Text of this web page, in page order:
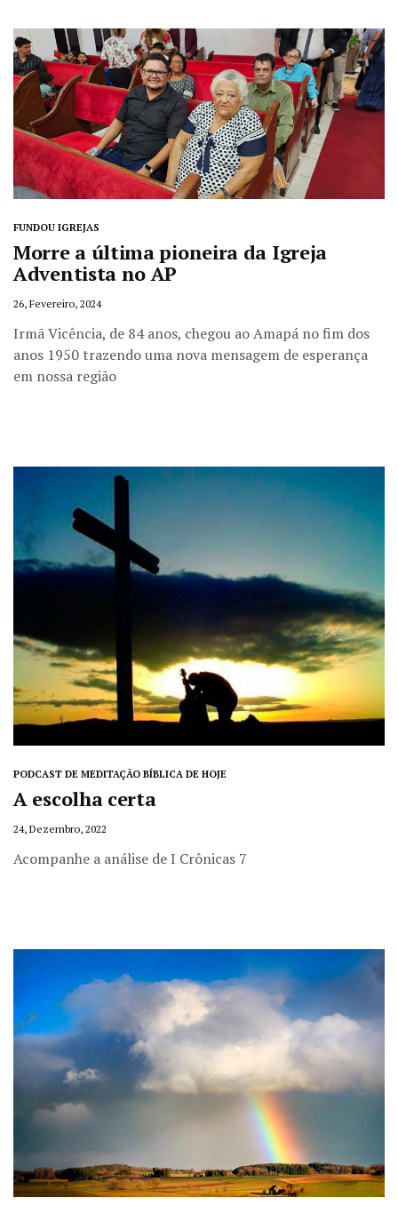
FUNDOU IGREJAS
Morre a última pioneira da Igreja
Adventista no AP
26, Fevereiro, 2024
Irmã Vicência, de 84 anos, chegou ao Amapá no fim dos
anos 1950 trazendo uma nova mensagem de esperança
em nossa região
PODCAST DE MEDITAÇÃO BÍBLICA DE HOJE
A escolha certa
24, Dezembro, 2022
Acompanhe a análise de I Crônicas 7